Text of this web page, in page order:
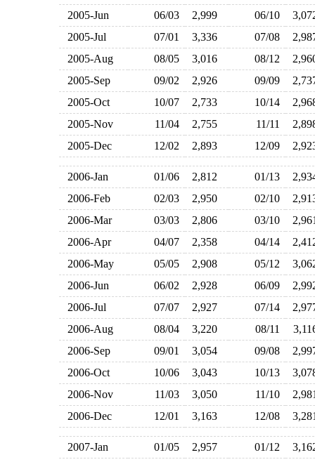
2005-Jun
06/03 2,999 06/10
2005-Jul
07/01 3,336 07/08
2005-Aug
08/05 3,016 08/12
2005-Sep
09/02 2,926 09/09
2005-Oct
10/07 2,733 10/14
2005-Nov
11/04 2,755 11/11
2005-Dec
12/02 2,893 12/09
2006-Jan 01/06 2,812 01/13
2006-Feb
02/03 2,950 02/10
2006-Mar
03/03 2,806 03/10
2006-Apr
04/07 2,358 04/14
2006-May
05/05 2,908 05/12
2006-Jun
06/02 2,928 06/09
2006-Jul
07/07 2,927 07/14
2006-Aug
08/04 3,220 08/11
2006-Sep
09/01 3,054 09/08
2006-Oct
10/06 3,043 10/13
2006-Nov
11/03 3,050 11/10
2006-Dec
12/01 3,163 12/08
2007-Jan 01/05 2,957 01/12